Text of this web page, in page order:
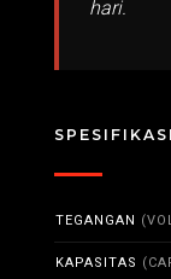
hari.
TEGANGAN
KAPASITAS